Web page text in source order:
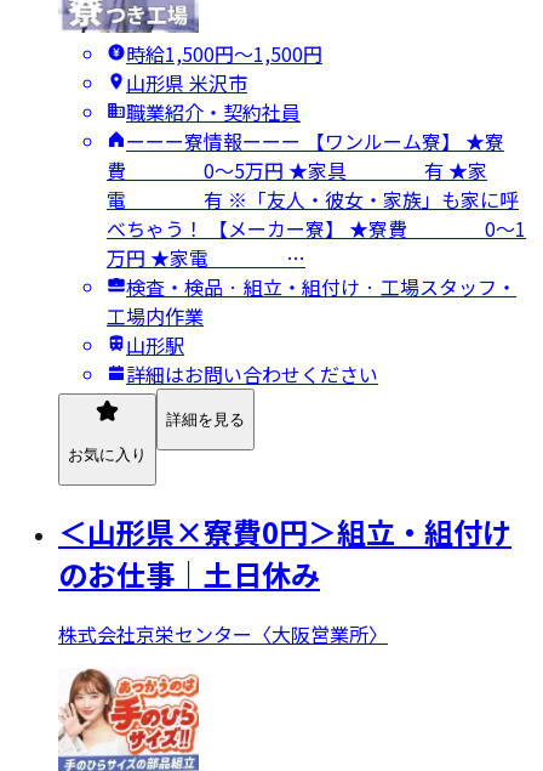
時給1,500円〜1,500円
山形県 米沢市
職業紹介・契約社員
ーーー寮情報ーーー 【ワンルーム寮】 ★寮
費 0～5万円 ★家具 有 ★家
電 有 ※「友人・彼女・家族」も家に呼
べちゃう！ 【メーカー寮】 ★寮費 0～1
万円 ★家電 …
検査・検品 · 組立・組付け · 工場スタッフ・
工場内作業
山形駅
詳細はお問い合わせください
お気に入り
詳細を見る
＜山形県×寮費0円＞組立・組付け
のお仕事｜土日休み
株式会社京栄センター〈大阪営業所〉